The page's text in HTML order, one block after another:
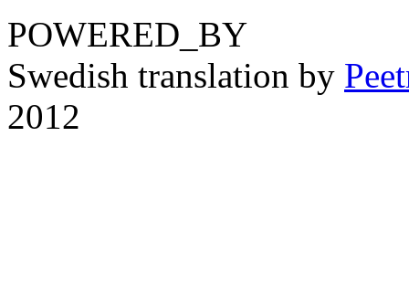
POWERED_BY
Swedish translation by
2012